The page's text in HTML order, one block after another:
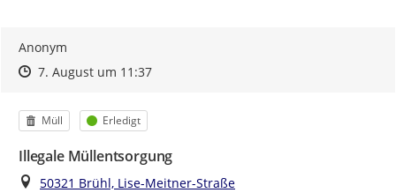
Anonym
Zeitpunkt des Erstellens
Zeitpunkt des Erstellens
7. August um 11:37Zur Äußerung
Kategorie
Müll Status
Erledigt
Illegale Müllentsorgung
Ort
50321 Brühl, Lise-Meitner-Straße